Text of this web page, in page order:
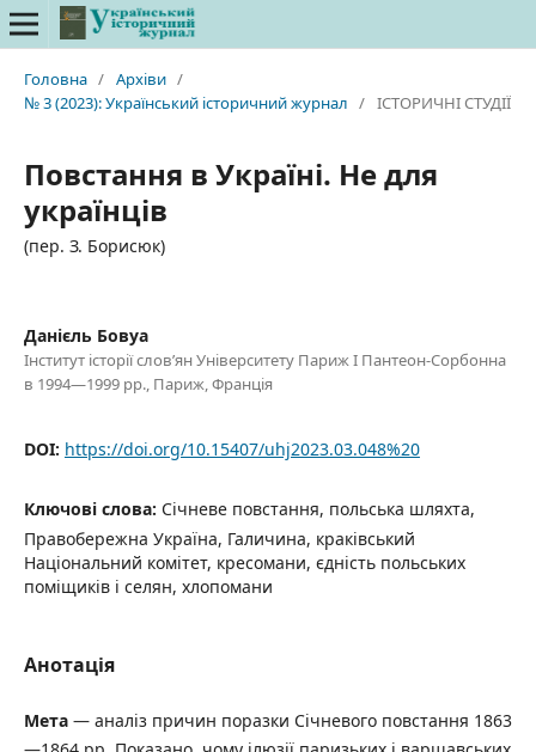
Головна / Архіви /
№ 3 (2023): Український історичний журнал / ІСТОРИЧНІ СТУДІЇ
Повстання в Україні. Не для
українців
(пер. З. Борисюк)
Данієль Бовуа
Інститут історії слов’ян Університету Париж I Пантеон-Сорбонна
в 1994—1999 рр., Париж, Франція
DOI: https://doi.org/10.15407/uhj2023.03.048%20
Ключові слова: Січневе повстання, польська шляхта,
Правобережна Україна, Галичина, краківський
Національний комітет, кресомани, єдність польських
поміщиків і селян, хлопомани
Анотація
Мета— аналіз причин поразки Січневого повстання 1863